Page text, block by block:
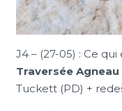
J4 – (27-05) : Ce
Traversée Agneau
Tuckett (PD) +